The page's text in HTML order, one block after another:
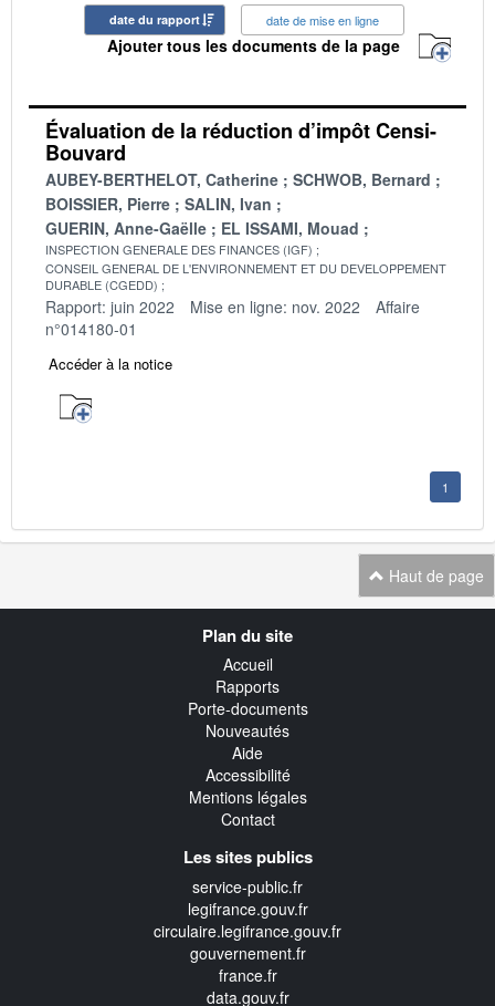
date du rapport date de mise en ligne
Ajouter tous les documents de la page
Évaluation de la réduction d’impôt Censi-
Bouvard
AUBEY-BERTHELOT, Catherine
SCHWOB, Bernard
BOISSIER, Pierre
SALIN, Ivan
GUERIN, Anne-Gaëlle
EL ISSAMI, Mouad
INSPECTION GENERALE DES FINANCES (IGF)
CONSEIL GENERAL DE L'ENVIRONNEMENT ET DU DEVELOPPEMENT
DURABLE (CGEDD)
Rapport: juin 2022 Mise en ligne: nov. 2022
Affaire
n°014180-01
Accéder à la notice
1
Haut de page
Plan du site
Accueil
Rapports
Porte-documents
Nouveautés
Aide
Accessibilité
Mentions légales
Contact
Les sites publics
service-public.fr
legifrance.gouv.fr
circulaire.legifrance.gouv.fr
gouvernement.fr
france.fr
data.gouv.fr